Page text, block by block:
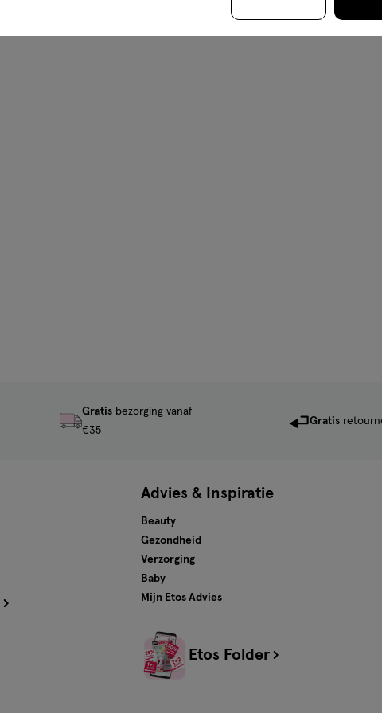
Gratisbezorging vanaf
€35
Gratis
Advies & Inspiratie
Beauty
Gezondheid
Verzorging
Baby
Mijn Etos Advies
Etos Folder